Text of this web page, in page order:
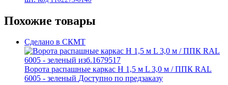
Похожие товары
Сделано в СКМТ
Ворота распашные каркас Н 1,5 м L 3,0 м / ППК RAL
6005 - зеленый Доступно по предзаказу